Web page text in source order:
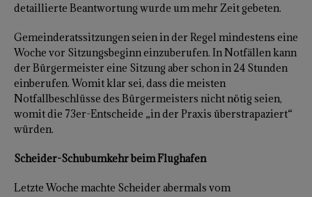
detaillierte Beantwortung wurde um mehr Zeit gebeten.
Gemeinderatssitzungen seien in der Regel mindestens eine
Woche vor Sitzungsbeginn einzuberufen. In Notfällen kann
der Bürgermeister eine Sitzung aber schon in 24 Stunden
einberufen. Womit klar sei, dass die meisten
Notfallbeschlüsse des Bürgermeisters nicht nötig seien,
womit die 73er-Entscheide „in der Praxis überstrapaziert“
würden.
Scheider-Schubumkehr beim Flughafen
Letzte Woche machte Scheider abermals vom